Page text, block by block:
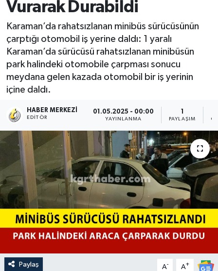
Vurarak Durabildi
Karaman’da rahatsızlanan minibüs sürücüsünün
çarptığı otomobil iş yerine daldı: 1 yaralı
Karaman’da sürücüsü rahatsızlanan minibüsün
park halindeki otomobile çarpması sonucu
meydana gelen kazada otomobil bir iş yerinin
içine daldı.
HABER MERKEZI
EDITÖR
01.05.2025 - 00:00
YAYINLANMA
1
PAYLAŞIM
Paylaş A- A+